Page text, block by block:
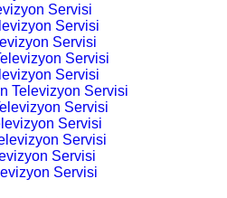
Servisi
Servisi
Servisi
Servisi
Servisi
Televizyon Servisi
Servisi
Servisi
Servisi
Servisi
Servisi